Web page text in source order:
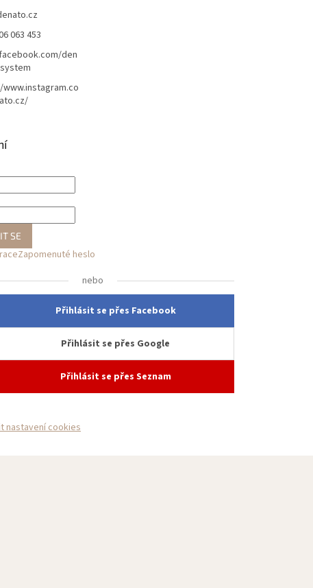
063 453
den
SE
Zapomenuté heslo
nebo
Přihlásit se přes Facebook
Přihlásit se přes Google
Přihlásit se přes Seznam
nastavení cookies